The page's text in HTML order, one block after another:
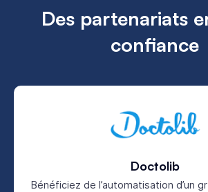
Des partenariats
confiance
Doctolib
Bénéficiez de l’automatisation d’un